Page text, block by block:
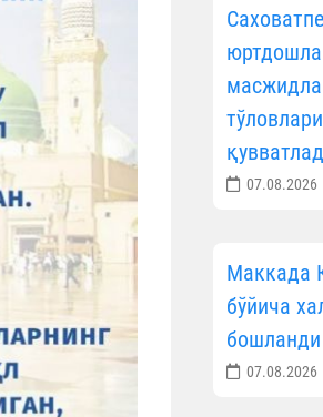
07.08.2026
Маккада
бўйича
бошланди
07.08.2026